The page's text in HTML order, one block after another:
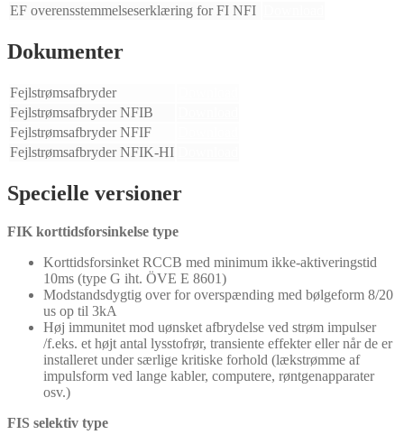
EF overensstemmelseserklæring for FI NFI
Dokumenter
Fejlstrømsafbryder
Fejlstrømsafbryder NFIB
Fejlstrømsafbryder NFIF
Fejlstrømsafbryder NFIK-HI
Specielle versioner
FIK korttidsforsinkelse type
Korttidsforsinket RCCB med minimum ikke-aktiveringstid
10ms (type G iht. ÖVE E 8601)
Modstandsdygtig over for overspænding med bølgeform 8/20
us op til 3kA
Høj immunitet mod uønsket afbrydelse ved strøm impulser
/f.eks. et højt antal lysstofrør, transiente effekter eller når de er
installeret under særlige kritiske forhold (lækstrømme af
impulsform ved lange kabler, computere, røntgenapparater
osv.)
FIS selektiv type